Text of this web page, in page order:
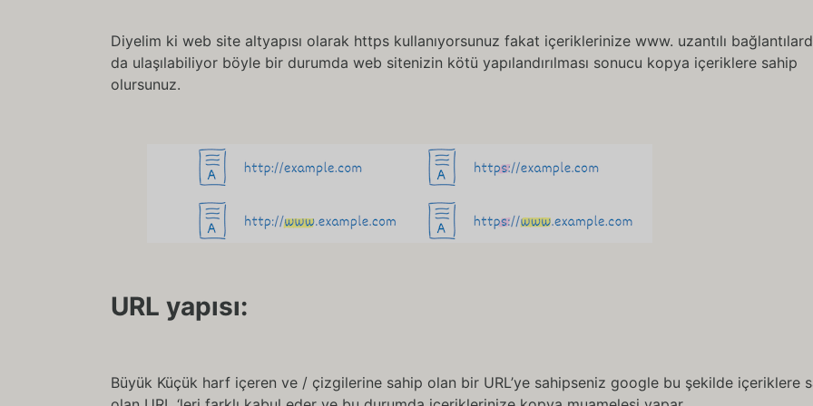
Diyelim ki web site altyapısı olarak https kullanıyorsunuz fakat içeriklerinize www. uzantılı
da ulaşılabiliyor böyle bir durumda web sitenizin kötü yapılandırılması sonucu kopya içeriklere sahip
olursunuz.
URL yapısı:
Büyük Küçük harf içeren ve / çizgilerine sahip olan bir URL’ye sahipseniz google bu şekilde içeriklere